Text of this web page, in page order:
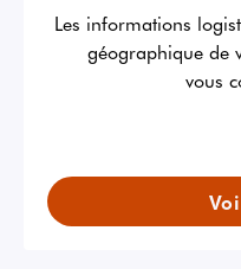
Les informations
géographique de
vous